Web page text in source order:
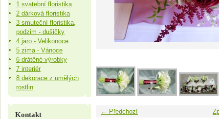
← Předchozí
1 svatební floristika
2 dárková floristika
3 smuteční floristika,
podzim - dušičky
4 jaro - Velikonoce
5 zima - Vánoce
6 drátěné výrobky
7 interiér
8 dekorace z umělých
rostlin
Kontakt